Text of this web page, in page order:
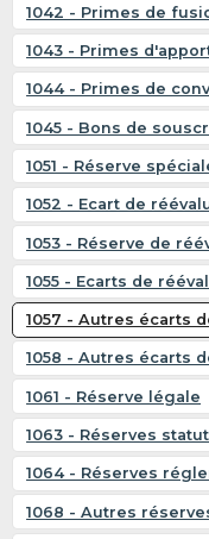
1042 - Primes de
1043 - Primes
1044 - Primes de
1045 - Bons de
1051 - Réserve
1052 - Ecart de
1053 - Réserve de
1055 - Ecarts de
1057 - Autres écarts
1058 - Autres écarts
1061 - Réserve légale
1063 - Réserves
1064 - Réserves
1068 - Autres